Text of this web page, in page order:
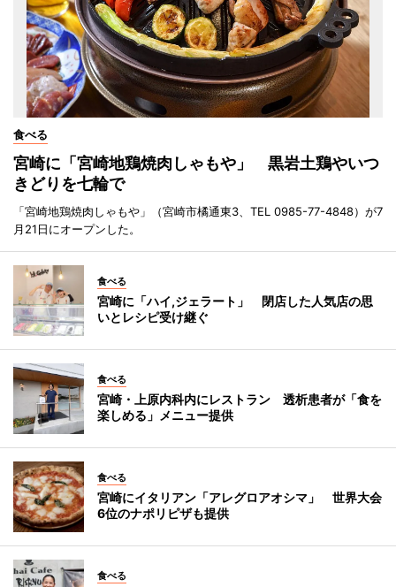
食べる
宮崎に「宮崎地鶏焼肉しゃもや」 黒岩土鶏やいつ
きどりを七輪で
「宮崎地鶏焼肉しゃもや」（宮崎市橘通東3、TEL 0985-77-4848）が7
月21日にオープンした。
食べる
宮崎に「ハイ,ジェラート」 閉店した人気店の思
いとレシピ受け継ぐ
食べる
宮崎・上原内科内にレストラン 透析患者が「食を
楽しめる」メニュー提供
食べる
宮崎にイタリアン「アレグロアオシマ」 世界大会
6位のナポリピザも提供
食べる